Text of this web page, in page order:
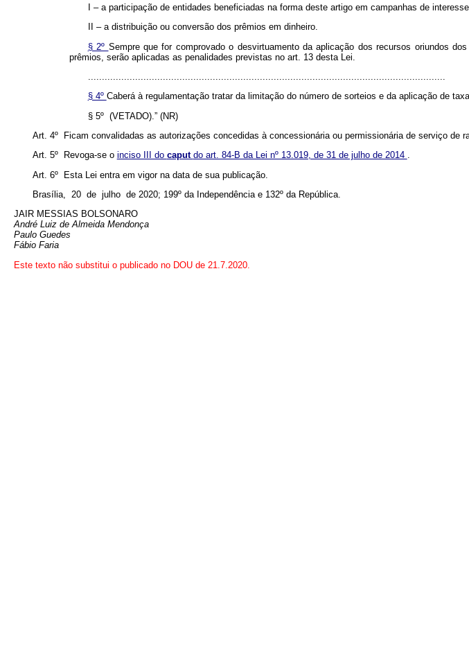
I – a participação de entidades beneficiadas na forma deste artigo em campanhas de
II – a distribuição ou conversão dos prêmios em dinheiro.
§ 2º Sempre que for comprovado o desvirtuamento da aplicação dos recursos oriundos
prêmios, serão aplicadas as penalidades previstas no art. 13 desta Lei.
.................................................................................................................................
§ 4º Caberá à regulamentação tratar da limitação do número de sorteios e da aplicação de
§ 5º (VETADO).” (NR)
Art. 4º Ficam convalidadas as autorizações concedidas à concessionária ou permissionária de serviço de
Art. 5º Revoga-se o inciso III do caput do art. 84-B da Lei nº 13.019, de 31 de julho de 2014 .
Art. 6º Esta Lei entra em vigor na data de sua publicação.
Brasília, 20 de julho de 2020; 199º da Independência e 132º da República.
JAIR MESSIAS BOLSONARO
André Luiz de Almeida Mendonça
Paulo Guedes
Fábio Faria
Este texto não substitui o publicado no DOU de 21.7.2020.